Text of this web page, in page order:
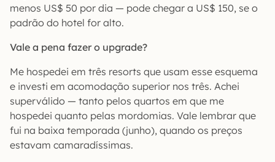
menos US$ 50 por dia — pode chegar a US$ 150, se o
padrão do hotel for alto.
Vale a pena fazer o upgrade?
Me hospedei em três resorts que usam esse esquema
e investi em acomodação superior nos três. Achei
superválido — tanto pelos quartos em que me
hospedei quanto pelas mordomias. Vale lembrar que
fui na baixa temporada (junho), quando os preços
estavam camaradíssimas.